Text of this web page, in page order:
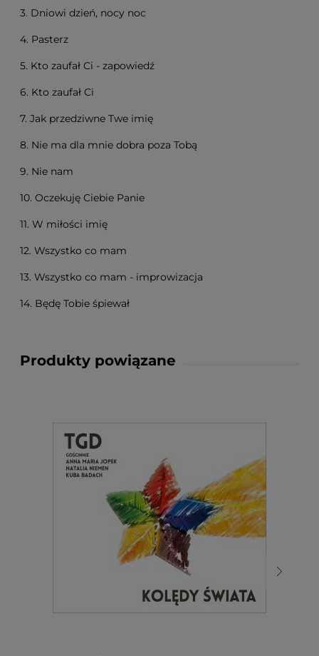
3. Dniowi dzień, nocy noc
4. Pasterz
5. Kto zaufał Ci - zapowiedź
6. Kto zaufał Ci
7. Jak przedziwne Twe imię
8. Nie ma dla mnie dobra poza Tobą
9. Nie nam
10. Oczekuję Ciebie Panie
11. W miłości imię
12. Wszystko co mam
13. Wszystko co mam - improwizacja
14. Będę Tobie śpiewał
Produkty powiązane